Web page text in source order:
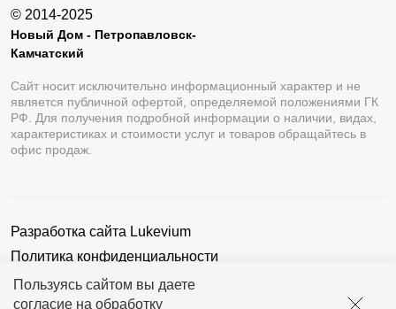
Пользуясь сайтом вы даете
согласие на обработку
© 2014-2025
Новый Дом - Петропавловск-
Камчатский
Сайт носит исключительно информационный характер и не
является публичной офертой, определяемой положениями ГК
РФ. Для получения подробной информации о наличии, видах,
характеристиках и стоимости услуг и товаров обращайтесь в
офис продаж.
Разработка сайта Lukevium
Политика конфиденциальности
Пользовательское соглашение